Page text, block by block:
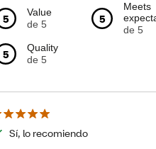
5
Value
de 5
5
Meets
de 5
5
Quality
de 5
Sí, lo recomiendo